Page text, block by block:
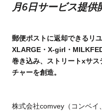
月6日サービス提供
郵便ポストに返却できるリ
XLARGE・X-girl・
巻き込み、ストリートxサ
チャーを創造。
株式会社comvey（コンベ